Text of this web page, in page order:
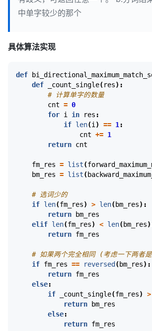
中单字较少的那个
具体算法实现
def
def
_count_single(res):
# 计算单字的数量
cnt = 0
for i in res :
if len(i ) == 1 :
cnt += 1
return cnt
fm_res = list(
bm_res = list(
# 选词少的
if len(fm_res) > len(bm_res):
return
bm_res
elif len(fm_res) < len(bm_res
return fm_res
# 如果两个完全相同 (考虑一下两者
if fm_res == reversed (bm_res):
return fm_res
else:
if
_count_single(fm_res) >
return
bm_res
else:
return fm_res